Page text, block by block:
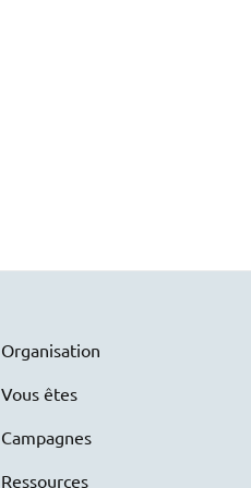
Organisation
Vous êtes
Campagnes
Ressources